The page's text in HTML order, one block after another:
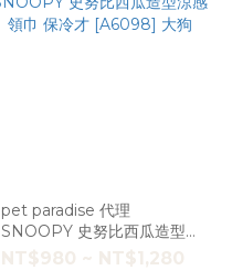
pet paradise 代理
SNOOPY 史努比西瓜造型
涼感領巾 保冷才 [A6098]
NT$980 ~ NT$1,280